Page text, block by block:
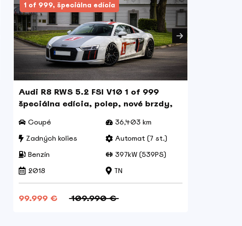
1 of 999, špeciálna edícia
Audi R8 RWS 5.2 FSI V10 1 of 999
špeciálna edícia, polep, nové brzdy,
Coupé
36,403 km
Zadných kolies
Automat (7 st.)
Benzín
397kW (539PS)
2018
TN
99.999 € 109.990 €